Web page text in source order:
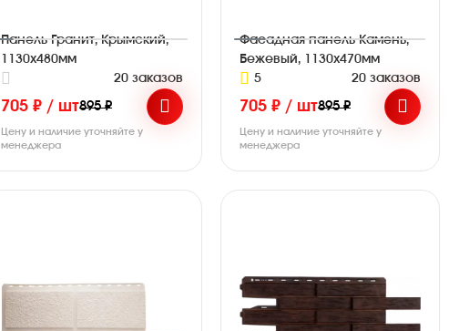
Панель Гранит, Крымский,
1130х480мм
20 заказов
705 ₽ / шт895 ₽
Цену и наличие уточняйте у
менеджера
Фасадная панель Камень,
Бежевый, 1130х470мм
5
20 заказов
705 ₽ / шт895 ₽
Цену и наличие уточняйте у
менеджера